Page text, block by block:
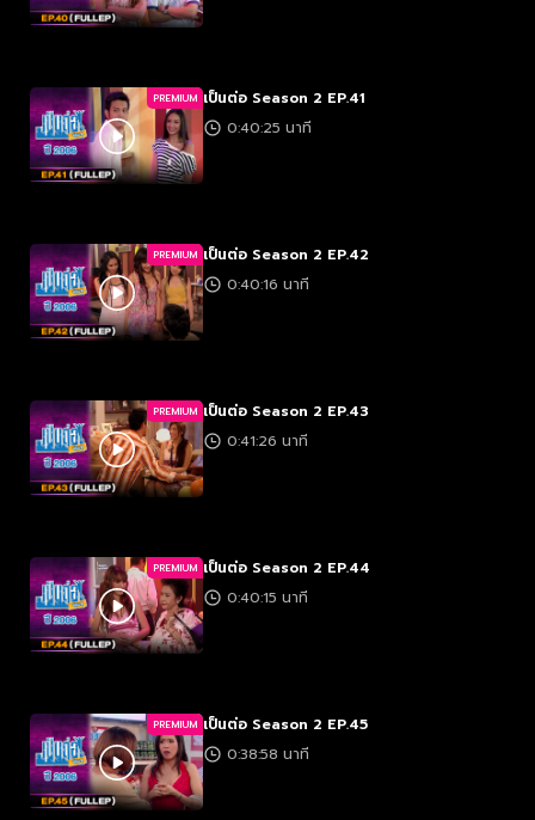
PREMIUM เป็นต่อ Season 2 EP.41
0:40:25 นาที
PREMIUM เป็นต่อ Season 2 EP.42
0:40:16 นาที
PREMIUM เป็นต่อ Season 2 EP.43
0:41:26 นาที
PREMIUM เป็นต่อ Season 2 EP.44
0:40:15 นาที
PREMIUM เป็นต่อ Season 2 EP.45
0:38:58 นาที